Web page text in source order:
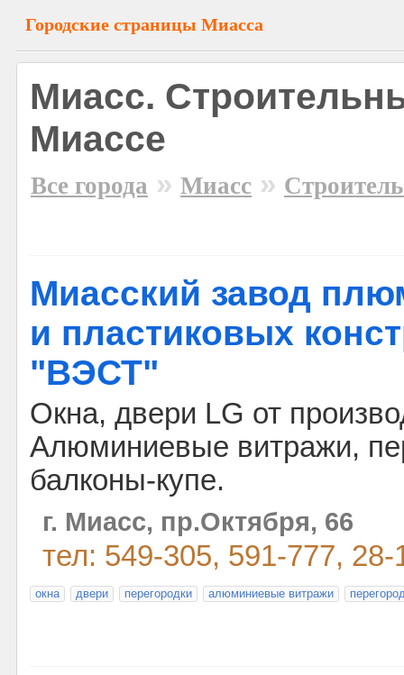
Городские страницы Миасса
Миасс.
Миассе
Все города » Миасс »
Миасский завод
и пластиковых
"ВЭСТ"
Окна, двери LG от
Алюминиевые витражи,
балконы-купе.
г. Миасс, пр.Октября, 66
тел: 549-305, 591-777, 28-
окна двери перегородки алюминиевые витражи